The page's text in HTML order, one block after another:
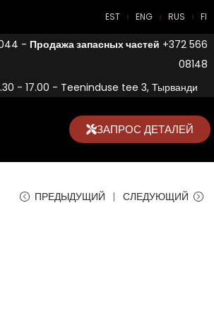
EST ENG RUS FI
- Продажа запасных частей +372 566
08148
- 17.00 - Teeninduse tee 3, Тырванди
ЗАПРОС ДЕТАЛЕЙ
ПРЕДЫДУЩИЙ СЛЕДУЮЩИЙ